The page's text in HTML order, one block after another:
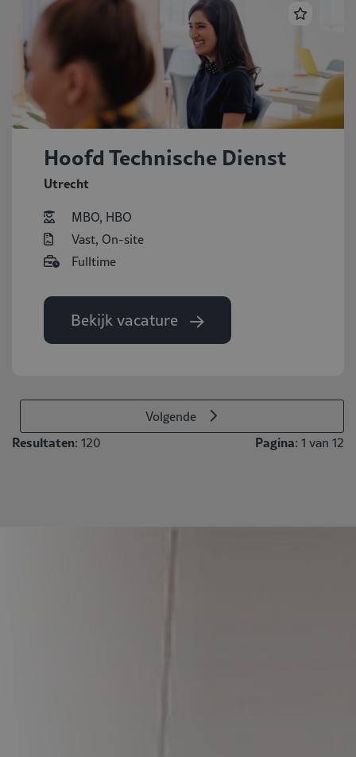
Hoofd Technische Dienst
Utrecht
MBO, HBO
Vast, On-site
Fulltime
Bekijk vacature
Resultaten: 120 Pagina: 1 van 12
Volgende